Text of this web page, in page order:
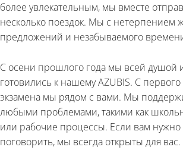
более увлекательным, мы вместе
несколько поездок. Мы с нетерпением
предложений и незабываемого
С осени прошлого года мы всей душой
готовились к нашему AZUBIS. С
экзамена мы рядом с вами. Мы
любыми проблемами, такими как
или рабочие процессы. Если вам нужно
поговорить, мы всегда открыты для вас.